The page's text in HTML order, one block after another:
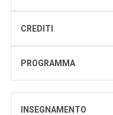
CREDITI
PROGRAMMA
INSEGNAMENTO